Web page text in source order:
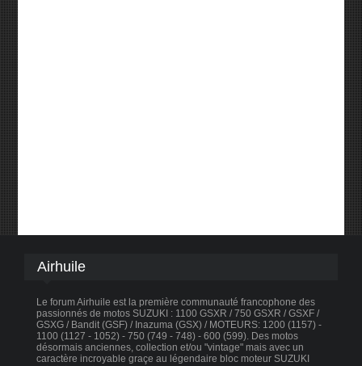
Airhuile
Le forum Airhuile est la première communauté francophone des
passionnés de motos SUZUKI : 1100 GSXR / 750 GSXR / GSXF /
GSXG / Bandit (GSF) / Inazuma (GSX) / MOTEURS: 1200 (1157) -
1100 (1127 - 1052) - 750 (749 - 748) - 600 (599). Des motos
désormais anciennes, collection et/ou "vintage" mais avec un
caractère incroyable graçe au légendaire bloc moteur SUZUKI